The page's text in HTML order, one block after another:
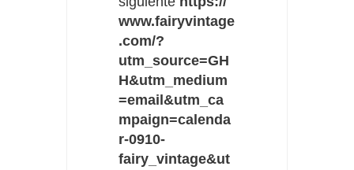
www.fairyvintage
.com/?
utm_source=GH
H&utm_medium
=email&utm_ca
mpaign=calenda
r-0910-
fairy_vintage&ut